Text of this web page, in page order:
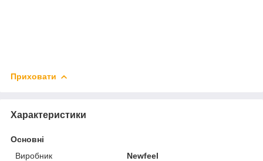
Приховати
Характеристики
Основні
Виробник
Newfeel